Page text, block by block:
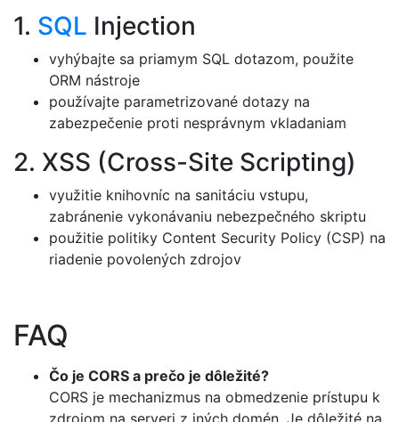
1. SQL Injection
vyhýbajte sa priamym SQL dotazom, použite
ORM nástroje
používajte parametrizované dotazy na
zabezpečenie proti nesprávnym vkladaniam
2. XSS (Cross-Site Scripting)
využitie knihovníc na sanitáciu vstupu,
zabránenie vykonávaniu nebezpečného skriptu
použitie politiky Content Security Policy (CSP) na
riadenie povolených zdrojov
FAQ
Čo je CORS a prečo je dôležité?
CORS je mechanizmus na obmedzenie prístupu k